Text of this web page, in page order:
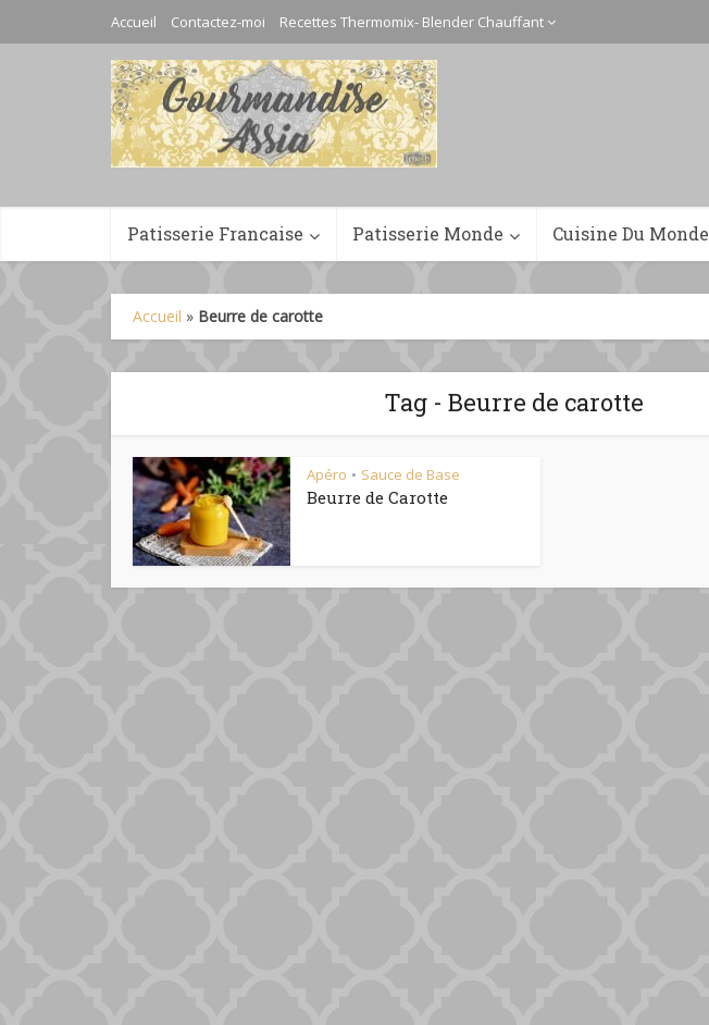
Accueil Contactez-moi Recettes Thermomix- Blender Chauffant
Patisserie Francaise Patisserie Monde Cuisine Du Monde
Accueil » Beurre de carotte
Tag - Beurre de carotte
Apéro • Sauce de Base
Beurre de Carotte